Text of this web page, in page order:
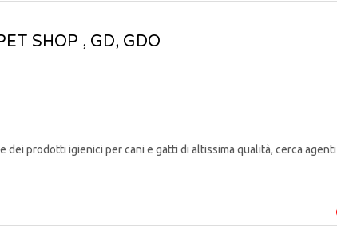
SHOP , GD, GDO
dei prodotti igienici per cani e gatti di altissima qualità, cerca